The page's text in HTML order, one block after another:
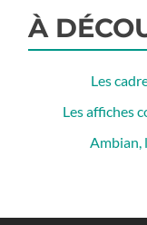
À
Les
Les affiches
Ambian,